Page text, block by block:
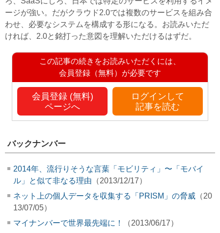
ージが強い。だがクラウド2.0では複数のサービスを組み合
わせ、必要なシステムを構成する形になる。お読みいただ
ければ、2.0と銘打った意図を理解いただけるはずだ。
この記事の続きをお読みいただくには、
会員登録（無料）が必要です
会員登録 (無料)
ページへ
ログインして
記事を読む
バックナンバー
2014年、流行りそうな言葉「モビリティ」〜「モバイ
ル」と似て非なる理由 （2013/12/17）
ネット上の個人データを収集する「PRISM」の脅威 （20
13/07/05）
マイナンバーで世界最先端に！
（2013/06/17）